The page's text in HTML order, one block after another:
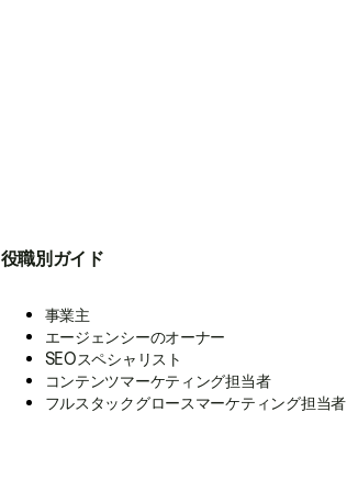
役職別ガイド
事業主
エージェンシーのオーナー
SEOスペシャリスト
コンテンツマーケティング担当者
フルスタックグロースマーケティング担当者